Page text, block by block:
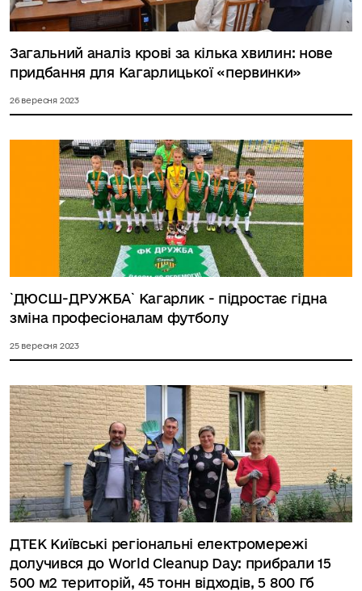
Загальний аналіз крові за кілька хвилин: нове
придбання для Кагарлицької «первинки»
26 вересня 2023
`ДЮСШ-ДРУЖБА` Кагарлик - підростає гідна
зміна професіоналам футболу
25 вересня 2023
ДТЕК Київські регіональні електромережі
долучився до World Cleanup Day: прибрали 15
500 м2 територій, 45 тонн відходів, 5 800 Гб